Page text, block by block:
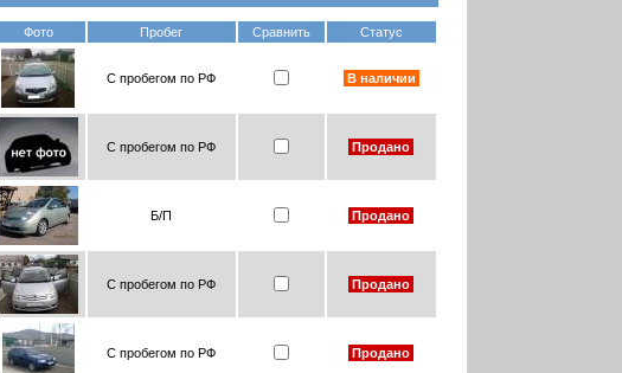
Фото Пробег Сравнить Статус
С пробегом по РФ В наличии
С пробегом по РФ Продано
Б/П Продано
С пробегом по РФ Продано
С пробегом по РФ Продано